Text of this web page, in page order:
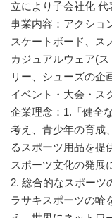
立により子会社化
事業内容：アクショ
スケートボード、ス
カジュアルウェア(
リー、シューズの企
イベント・大会・ス
企業理念：1.「健全
考え、青少年の育成
るスポーツ用品を提
スポーツ文化の発展
2. 総合的なスポーツ
ラサキスポーツの輪